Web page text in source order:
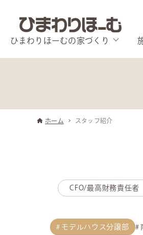
ひまわりほーむの家づくり
ホーム スタッフ紹介
CFO/最高財務責任者
モデルハウス分譲部